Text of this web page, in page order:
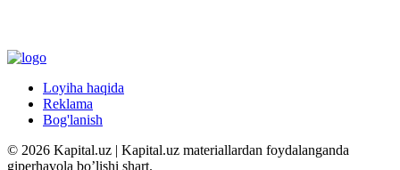
Loyiha haqida
Reklama
Bog'lanish
© 2026 Kapital.uz | Kapital.uz materiallardan foydalanganda
giperhavola bo’lishi shart.